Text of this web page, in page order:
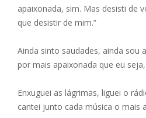
apaixonada, sim. Mas desisti de
que desistir de mim.”
Ainda sinto saudades, ainda sou
por mais apaixonada que eu
Enxuguei as lágrimas, liguei o
cantei junto cada música o mais